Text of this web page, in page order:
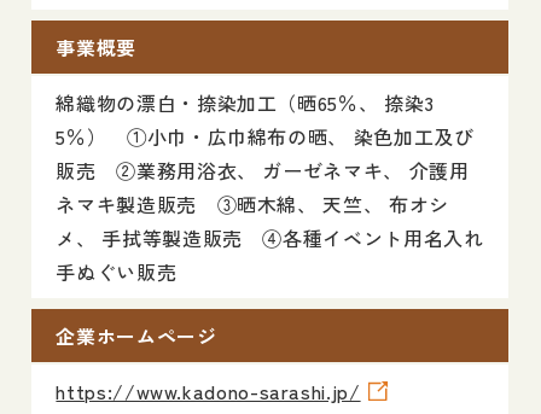
事業概要
綿織物の漂白・捺染加工（晒65％、 捺染3
5％） ①小巾・広巾綿布の晒、 染色加工及び
販売 ②業務用浴衣、 ガーゼネマキ、 介護用
ネマキ製造販売 ③晒木綿、 天竺、 布オシ
メ、 手拭等製造販売 ④各種イベント用名入れ
手ぬぐい販売
企業ホームページ
https://www.kadono-sarashi.jp/